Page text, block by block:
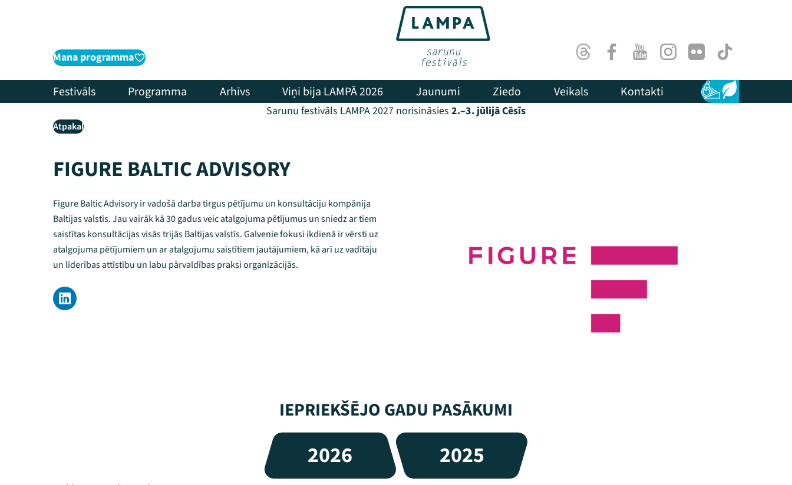
Mana programma ThreadsFacebookYoutubeInstagram
Flick TikTok
Festivāls Programma Arhīvs Viņi bija LAMPĀ 2026 Jaunumi Ziedo Veikals Kontakti Pieejamība
Ilgtspēja
Sarunu festivāls LAMPA 2027 norisināsies 2.–3. jūlijā Cēsīs
Atpakaļ
FIGURE BALTIC ADVISORY
Figure Baltic Advisory ir vadošā darba tirgus pētījumu un konsultāciju kompānija
Baltijas valstīs. Jau vairāk kā 30 gadus veic atalgojuma pētījumus un sniedz ar tiem
saistītas konsultācijas visās trijās Baltijas valstīs. Galvenie fokusi ikdienā ir vērsti uz
atalgojuma pētījumiem un ar atalgojumu saistītiem jautājumiem, kā arī uz vadītāju
un līderības attīstību un labu pārvaldības praksi organizācijās.
IEPRIEKŠĒJO GADU PASĀKUMI
2026 2025